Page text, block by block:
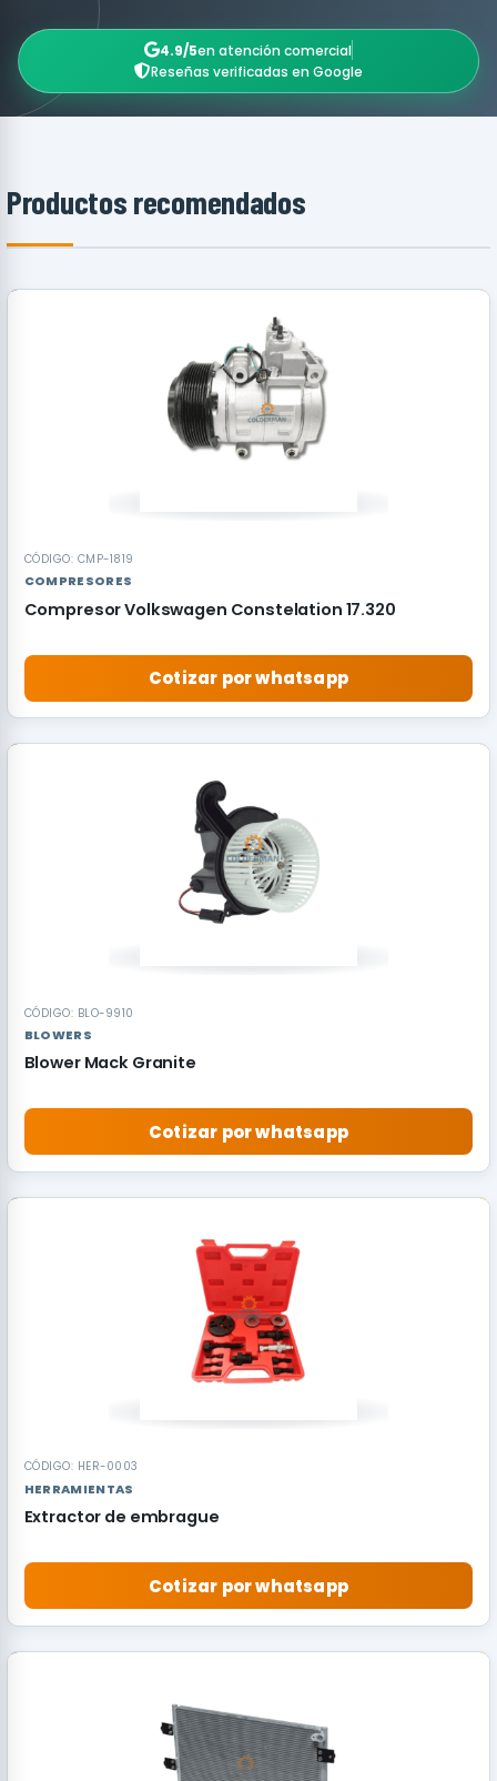
4.9/5en atención comercial
Reseñas verificadas en Google
Productos recomendados
CÓDIGO: CMP-1819
COMPRESORES
Compresor Volkswagen Constelation 17.320
Cotizar por whatsapp
CÓDIGO: BLO-9910
BLOWERS
Blower Mack Granite
Cotizar por whatsapp
CÓDIGO: HER-0003
HERRAMIENTAS
Extractor de embrague
Cotizar por whatsapp